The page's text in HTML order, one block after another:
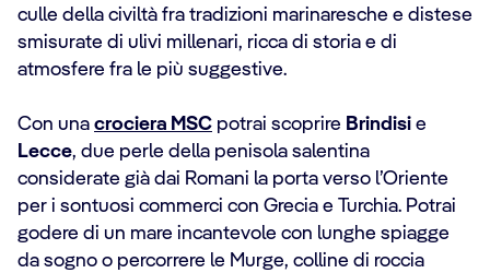
culle della civiltà fra tradizioni marinaresche e distese
smisurate di ulivi millenari, ricca di storia e di
atmosfere fra le più suggestive.
Con una crociera MSC potrai scoprire Brindisi e
Lecce, due perle della penisola salentina
considerate già dai Romani la porta verso l’Oriente
per i sontuosi commerci con Grecia e Turchia. Potrai
godere di un mare incantevole con lunghe spiagge
da sogno o percorrere le Murge, colline di roccia